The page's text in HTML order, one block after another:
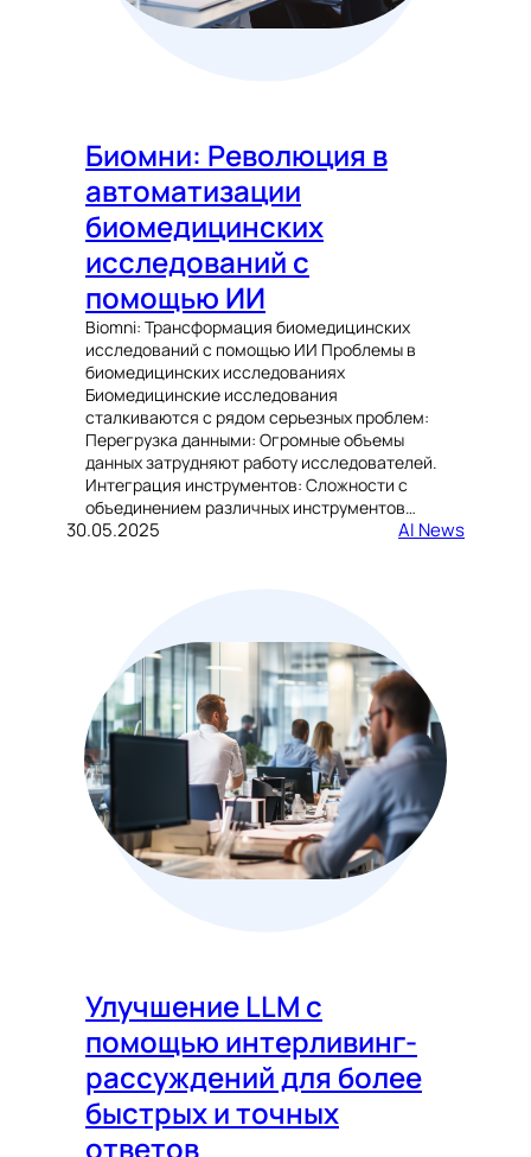
Биомни: Революция в
автоматизации
биомедицинских
исследований с
помощью ИИ
Biomni: Трансформация биомедицинских
исследований с помощью ИИ Проблемы в
биомедицинских исследованиях
Биомедицинские исследования
сталкиваются с рядом серьезных проблем:
Перегрузка данными: Огромные объемы
данных затрудняют работу исследователей.
Интеграция инструментов: Сложности с
объединением различных инструментов…
30.05.2025 AI News
Улучшение LLM с
помощью интерливинг-
рассуждений для более
быстрых и точных
ответов